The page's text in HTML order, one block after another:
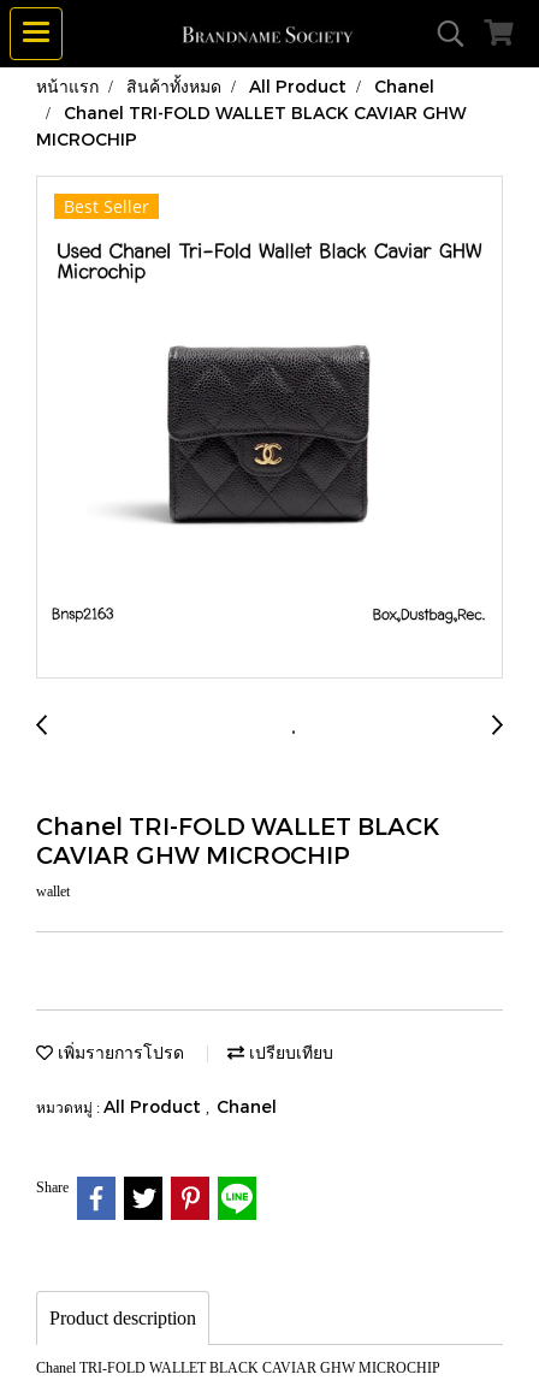
หน้าแรก สินค้าทั้งหมด All Product
Chanel
Chanel TRI-FOLD WALLET BLACK CAVIAR GHW
MICROCHIP
Best Seller
Chanel TRI-FOLD WALLET BLACK
CAVIAR GHW MICROCHIP
wallet
เพิ่มรายการโปรด เปรียบเทียบ
หมวดหมู่ : All Product , Chanel
Share
Product description
Chanel TRI-FOLD WALLET BLACK CAVIAR GHW MICROCHIP